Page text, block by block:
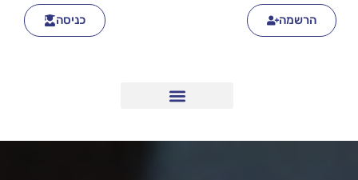
הרשמה כניסה